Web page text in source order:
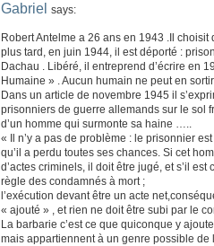
Gabriel says:
Robert Antelme a 26 ans en 1943 .Il
plus tard, en juin 1944, il est déporté :
Dachau . Libéré, il entreprend d’écrire en
Humaine » . Aucun humain ne peut en
Dans un article de novembre 1945 il
prisonniers de guerre allemands sur le sol
d’un homme qui surmonte sa haine …..
« Il n’y a pas de problème : le prisonnier
qu’il a perdu toutes ses chances. Si cet
d’actes criminels, il doit être jugé, et s’il
règle des condamnés à mort ;
l’exécution devant être un acte
« ajouté » , et rien ne doit être subi par le
La barbarie c’est ce que quiconque y
mais appartiennent à un genre possible